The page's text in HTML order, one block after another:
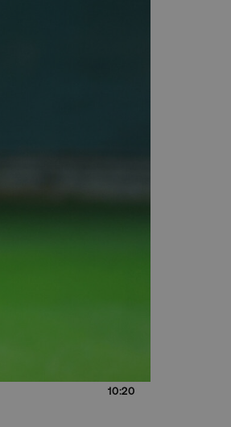
10:20